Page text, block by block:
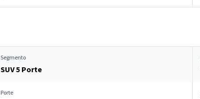
Segmento
SUV 5 Porte
Porte